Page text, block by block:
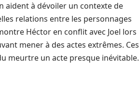
aident à dévoiler un contexte de
relations entre les personnages
Héctor en conflit avec Joel lors
mener à des actes extrêmes. Ces
meurtre un acte presque inévitable.